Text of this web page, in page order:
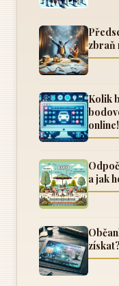
zbraň
Kolik
online!
a jak
získat?